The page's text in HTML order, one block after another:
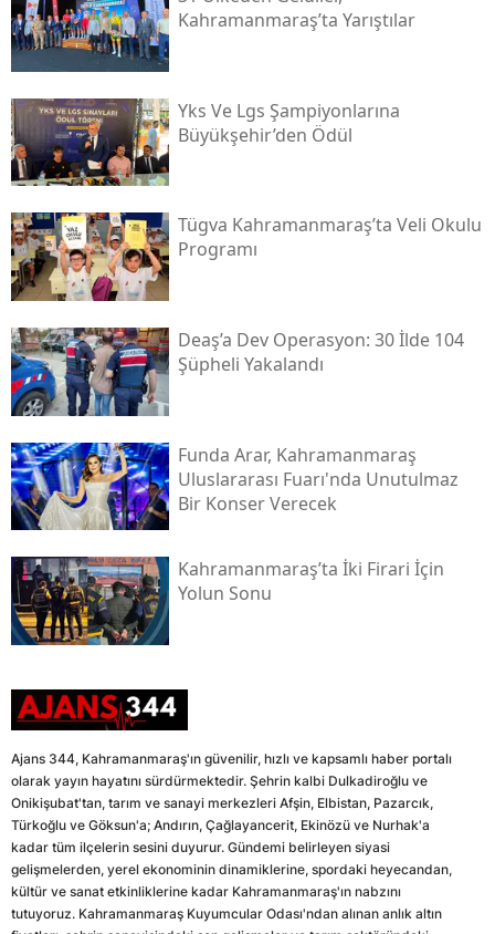
Kahramanmaraş’ta Yarıştılar
Yks Ve Lgs Şampiyonlarına
Büyükşehir’den Ödül
Tügva Kahramanmaraş’ta Veli Okulu
Programı
Deaş’a Dev Operasyon: 30 İlde 104
Şüpheli Yakalandı
Funda Arar, Kahramanmaraş
Uluslararası Fuarı'nda Unutulmaz
Bir Konser Verecek
Kahramanmaraş’ta İki Firari İçin
Yolun Sonu
Ajans 344, Kahramanmaraş'ın güvenilir, hızlı ve kapsamlı haber portalı
olarak yayın hayatını sürdürmektedir. Şehrin kalbi Dulkadiroğlu ve
Onikişubat'tan, tarım ve sanayi merkezleri Afşin, Elbistan, Pazarcık,
Türkoğlu ve Göksun'a; Andırın, Çağlayancerit, Ekinözü ve Nurhak'a
kadar tüm ilçelerin sesini duyurur. Gündemi belirleyen siyasi
gelişmelerden, yerel ekonominin dinamiklerine, spordaki heyecandan,
kültür ve sanat etkinliklerine kadar Kahramanmaraş'ın nabzını
tutuyoruz. Kahramanmaraş Kuyumcular Odası'ndan alınan anlık altın